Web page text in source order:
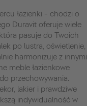
łazienki - chodzi o
Duravit oferuje wiele
pasuje do Twoich
po lustra, oświetlenie,
harmonizuje z innymi
meble łazienkowe
przechowywania.
lakier i prawdziwe
indywidualność w